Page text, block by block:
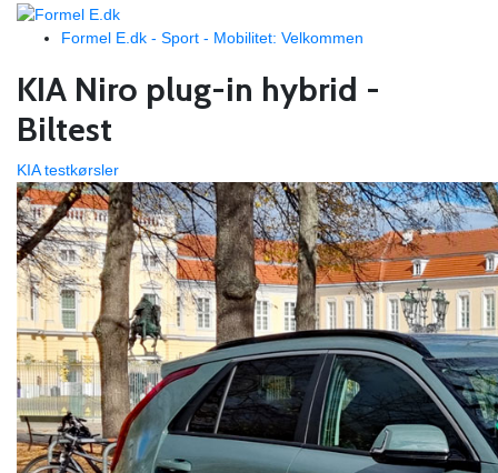
Formel E.dk - Sport - Mobilitet: Velkommen
KIA Niro plug-in hybrid -
Biltest
KIA testkørsler